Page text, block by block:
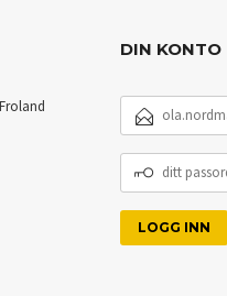
DIN KONTO
E-
POSTADRESSE
DITT
PASSORD